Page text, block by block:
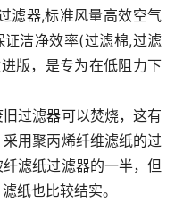
滤器,标准风量高效空气
洁净效率(过滤棉,过滤
版，是专为在低阻力下
过滤器可以焚烧，这有
用聚丙烯纤维滤纸的过
滤纸过滤器的一半，但
纸也比较结实。